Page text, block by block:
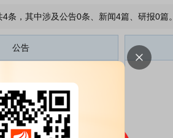
条，其中涉及公告0条、新闻4篇、研报0篇。
公告
公告
技:关于以自有资金认购私
份额的公告
技:浙江天册(深圳)律师事务